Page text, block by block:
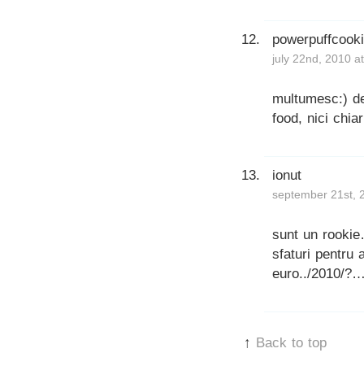
july 22nd, 2010
multumesc:)
food, nici
ionut
september 21st,
sunt un
sfaturi pentru
euro../2010/
↑ Back to top